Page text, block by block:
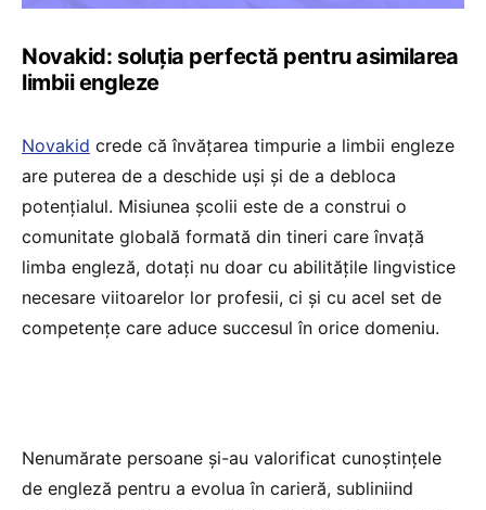
Novakid: soluția perfectă pentru asimilarea
limbii engleze
Novakid crede că învățarea timpurie a limbii engleze
are puterea de a deschide uși și de a debloca
potențialul. Misiunea școlii este de a construi o
comunitate globală formată din tineri care învață
limba engleză, dotați nu doar cu abilitățile lingvistice
necesare viitoarelor lor profesii, ci și cu acel set de
competențe care aduce succesul în orice domeniu.
Nenumărate persoane și-au valorificat cunoștințele
de engleză pentru a evolua în carieră, subliniind